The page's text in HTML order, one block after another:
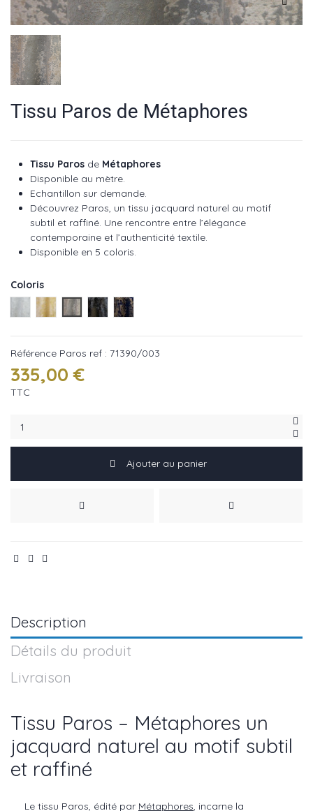
Tissu Paros de Métaphores
Tissu Paros de Métaphores
Disponible au mètre.
Echantillon sur demande.
Découvrez Paros, un tissu jacquard naturel au motif
subtil et raffiné. Une rencontre entre l’élégance
contemporaine et l’authenticité textile.
Disponible en 5 coloris.
Coloris
Paros ref : 71390/001
Paros ref : 71390/002
Paros ref : 71390/003
Paros ref : 71390/004
Paros ref : 71390/005
Référence Paros ref : 71390/003
335,00 €
TTC
Ajouter au panier
Description
Détails du produit
Livraison
Tissu Paros – Métaphores un
jacquard naturel au motif subtil
et raffiné
Le tissu Paros, édité par Métaphores, incarne la